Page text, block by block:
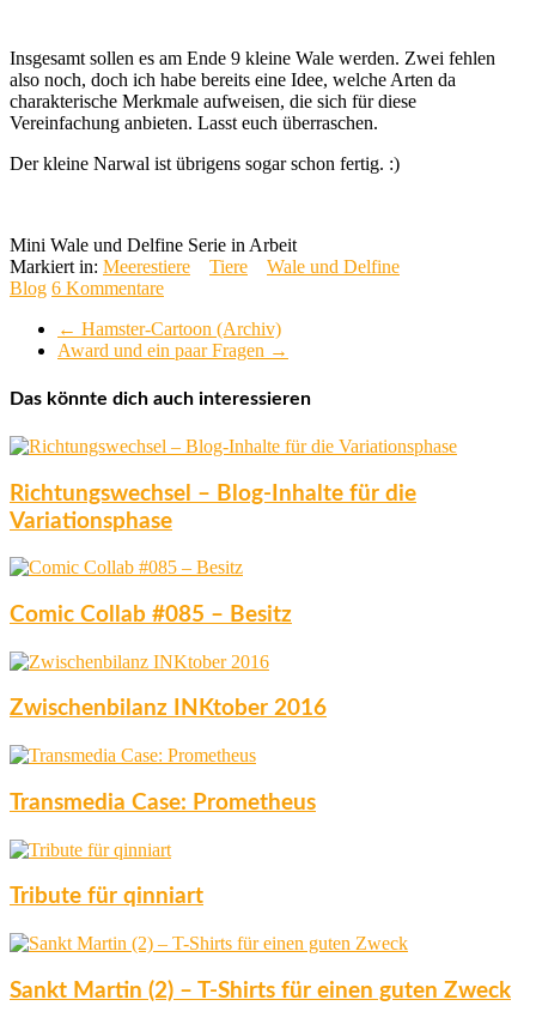
Insgesamt sollen es am Ende 9 kleine Wale werden. Zwei fehlen
also noch, doch ich habe bereits eine Idee, welche Arten da
charakterische Merkmale aufweisen, die sich für diese
Vereinfachung anbieten. Lasst euch überraschen.
Der kleine Narwal ist übrigens sogar schon fertig. :)
Mini Wale und Delfine Serie in Arbeit
Markiert in: Meerestiere Tiere
Wale und Delfine
Blog 6 Kommentare
← Hamster-Cartoon (Archiv)
Award und ein paar Fragen →
Das könnte dich auch interessieren
Richtungswechsel – Blog-Inhalte für die
Variationsphase
Comic Collab #085 – Besitz
Zwischenbilanz INKtober 2016
Transmedia Case: Prometheus
Tribute für qinniart
Sankt Martin (2) – T-Shirts für einen guten Zweck